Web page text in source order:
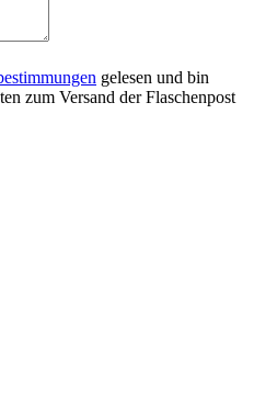
gelesen und bin
zum Versand der Flaschenpost